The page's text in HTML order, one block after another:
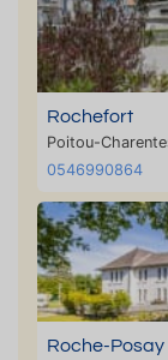
Rochefort
Poitou-
0546990864
Roche-Posay